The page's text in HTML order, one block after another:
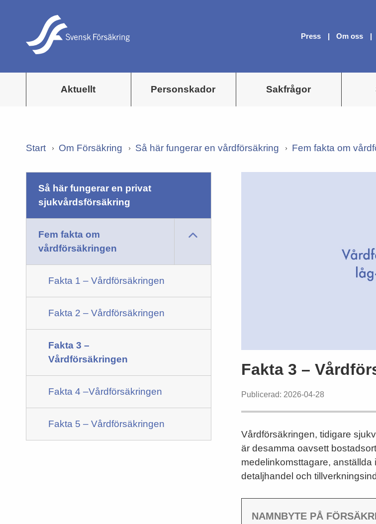
Press Om oss
Aktuellt Personskador Sakfrågor
Start Om Försäkring Så här fungerar en vårdförsäkring Fem fakta om
så här fungerar en privat
sjukvårdsförsäkring
Fem fakta om
vårdförsäkringen
Fakta 1 – Vårdförsäkringen
Fakta 2 – Vårdförsäkringen
Fakta 3 –
Vårdförsäkringen
Fakta 4 –Vårdförsäkringen
Fakta 5 – Vårdförsäkringen
Fakta 3 –
Publicerad: 2026-04-28
Vårdförsäkringen, tidigare
är desamma oavsett
medelinkomsttagare,
detaljhandel och
NAMNBYTE PÅ